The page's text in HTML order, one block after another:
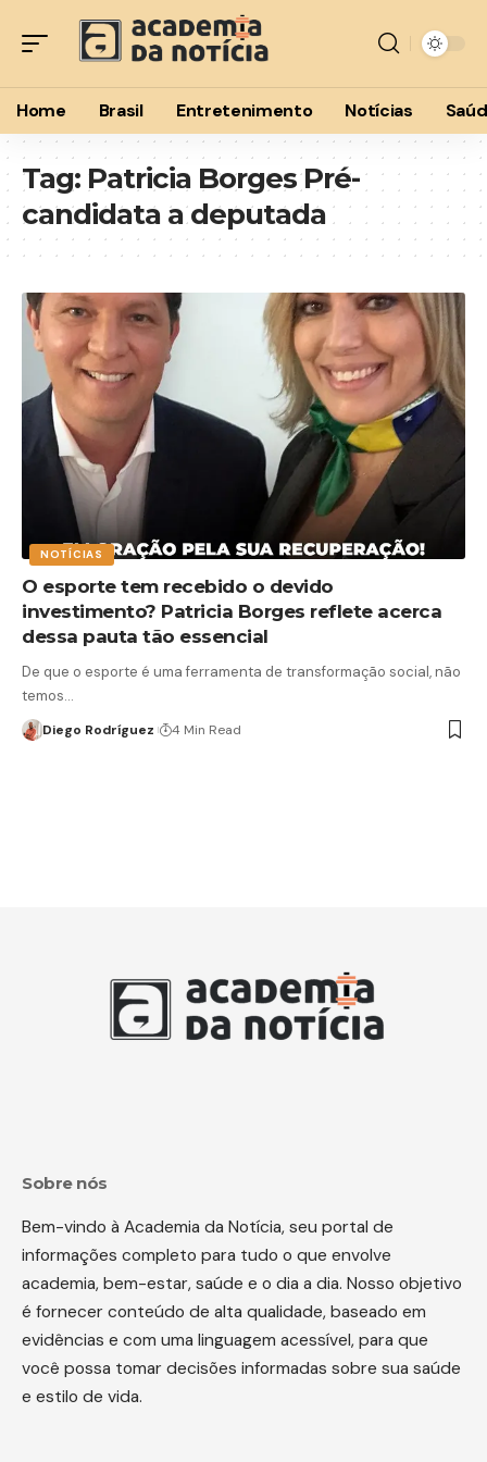
Home Brasil Entretenimento Notícias
Tag: Patricia Borges Pré-
candidata a deputada
NOTÍCIAS
O esporte tem recebido o devido
investimento? Patricia Borges reflete acerca
dessa pauta tão essencial
De que o esporte é uma ferramenta de transformação social, não
temos…
Diego Rodríguez 4 Min Read
Sobre nós
Bem-vindo à Academia da Notícia, seu portal de
informações completo para tudo o que envolve
academia, bem-estar, saúde e o dia a dia. Nosso objetivo
é fornecer conteúdo de alta qualidade, baseado em
evidências e com uma linguagem acessível, para que
você possa tomar decisões informadas sobre sua saúde
e estilo de vida.